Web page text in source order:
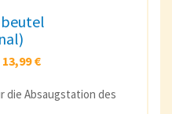
13,99 €
die Absaugstation des